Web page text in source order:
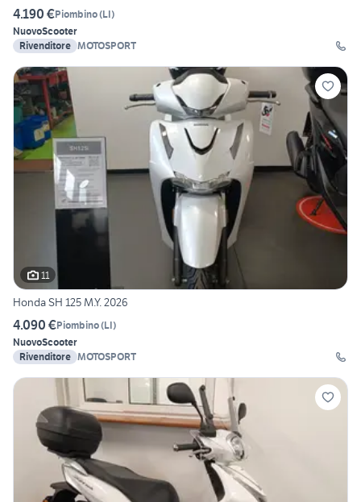
4.190 €Piombino(LI)
NuovoScooter
Rivenditore MOTOSPORT
11
Honda SH 125 M.Y. 2026
4.090 €Piombino(LI)
NuovoScooter
Rivenditore MOTOSPORT